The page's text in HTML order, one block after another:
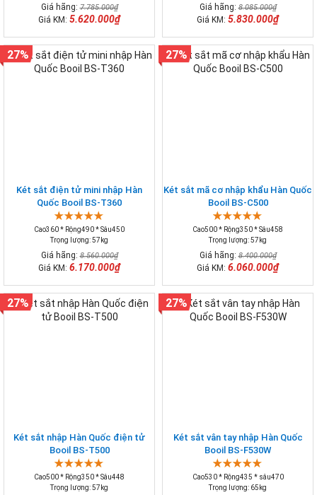
Giá hãng:7.785.000₫
Giá KM: 5.620.000₫
Giá hãng:8.085.000₫
Giá KM: 5.830.000₫
Két sắt điện tử mini nhập Hàn
Quốc Booil BS-T360
Cao360 * Rộng490 * Sâu450
Trọng lượng: 57kg
Giá hãng:8.560.000₫
Giá KM: 6.170.000₫
27%
Két sắt mã cơ nhập khẩu Hàn Quốc
Booil BS-C500
Cao500 * Rộng350 * Sâu458
Trọng lượng: 57kg
Giá hãng:8.400.000₫
Giá KM: 6.060.000₫
27%
Két sắt nhập Hàn Quốc điện tử
Booil BS-T500
Cao500 * Rộng350 * Sâu448
Trọng lượng: 57kg
27%
Két sắt vân tay nhập Hàn Quốc
Booil BS-F530W
Cao530 * Rộng435 * sâu470
Trọng lượng: 65kg
27%